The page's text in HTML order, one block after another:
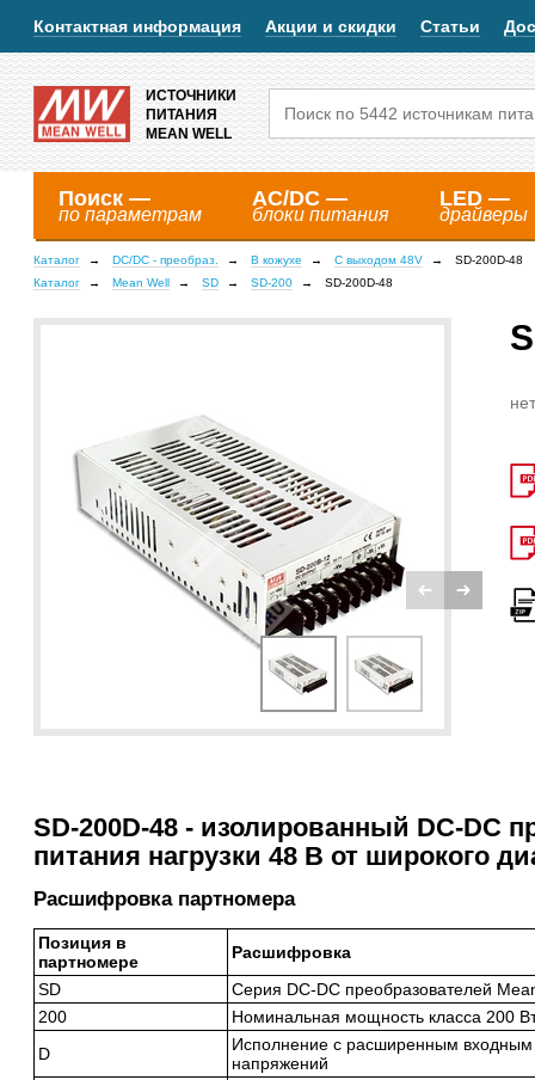
Контактная информация Акции и скидки Статьи
ИСТОЧНИКИ
ПИТАНИЯ
MEAN WELL
Поиск —
по параметрам
AC/DC —
блоки питания
LED —
драйверы
Каталог DC/DC - преобраз. В кожухе С выходом 48V
SD-200D-48
Каталог
Mean Well SD SD-200 SD-200D-48
SD-200D-48 - изолированный DC-DC
питания нагрузки 48 В от широкого
Расшифровка партномера
Позиция в
партномере
Расшифровка
SD
Серия DC-DC преобразователей
200
Номинальная мощность класса 200
D
Исполнение с расширенным
напряжений